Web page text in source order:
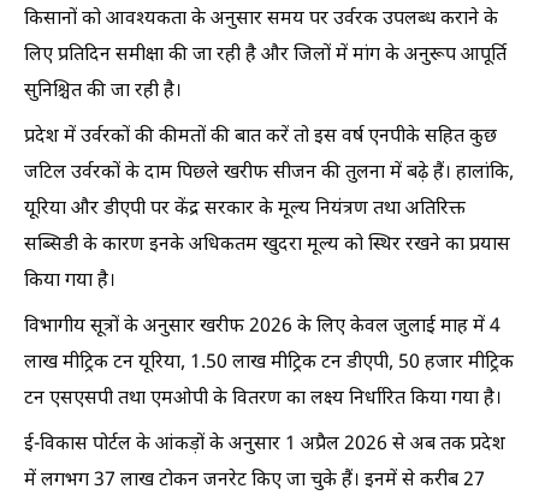
किसानों को आवश्यकता के अनुसार समय पर उर्वरक उपलब्ध कराने के
लिए प्रतिदिन समीक्षा की जा रही है और जिलों में मांग के अनुरूप आपूर्ति
सुनिश्चित की जा रही है।
प्रदेश में उर्वरकों की कीमतों की बात करें तो इस वर्ष एनपीके सहित कुछ
जटिल उर्वरकों के दाम पिछले खरीफ सीजन की तुलना में बढ़े हैं। हालांकि,
यूरिया और डीएपी पर केंद्र सरकार के मूल्य नियंत्रण तथा अतिरिक्त
सब्सिडी के कारण इनके अधिकतम खुदरा मूल्य को स्थिर रखने का प्रयास
किया गया है।
विभागीय सूत्रों के अनुसार खरीफ 2026 के लिए केवल जुलाई माह में 4
लाख मीट्रिक टन यूरिया, 1.50 लाख मीट्रिक टन डीएपी, 50 हजार मीट्रिक
टन एसएसपी तथा एमओपी के वितरण का लक्ष्य निर्धारित किया गया है।
ई-विकास पोर्टल के आंकड़ों के अनुसार 1 अप्रैल 2026 से अब तक प्रदेश
में लगभग 37 लाख टोकन जनरेट किए जा चुके हैं। इनमें से करीब 27